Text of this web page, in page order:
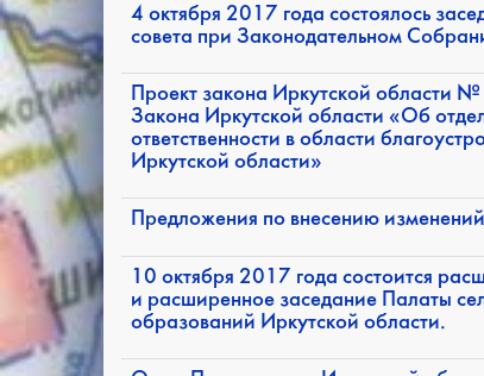
4 октября 2017 года состоялось
совета при Законодательном
Проект закона Иркутской области
Закона Иркутской области «Об
ответственности в области
Иркутской области»
Предложения по внесению
10 октября 2017 года состоится
и расширенное заседание Палаты
образований Иркутской области.